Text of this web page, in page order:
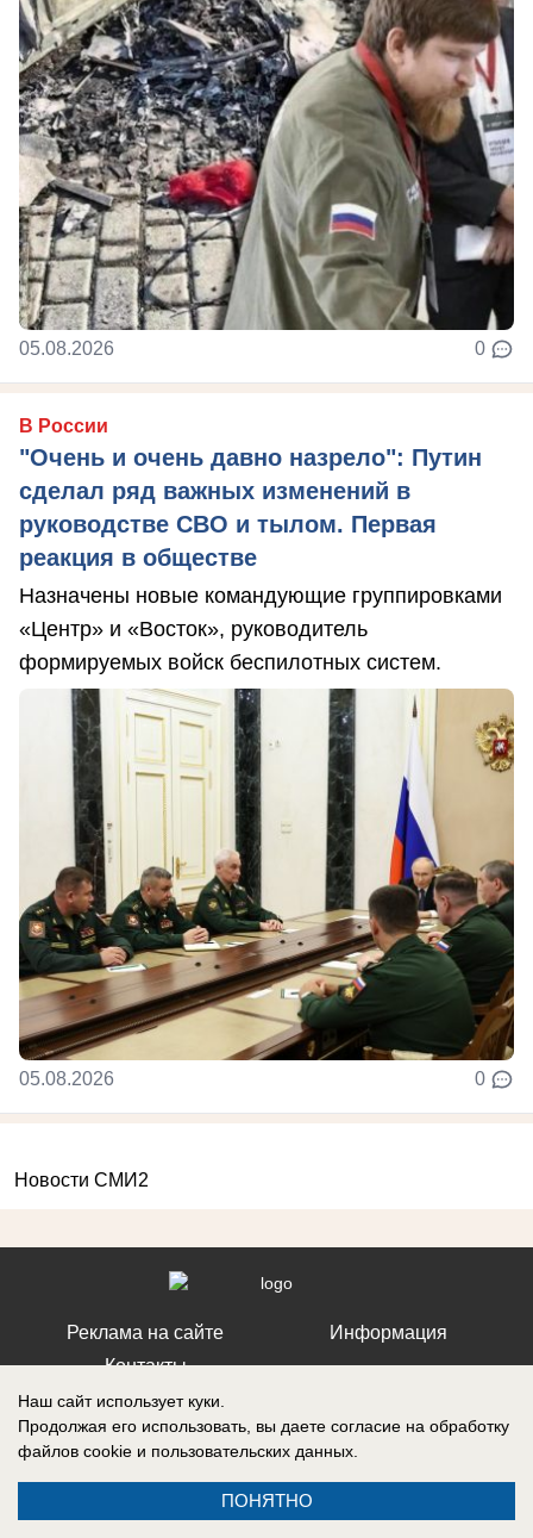
05.08.2026 0
В России
"Очень и очень давно назрело": Путин
сделал ряд важных изменений в
руководстве СВО и тылом. Первая
реакция в обществе
Назначены новые командующие группировками
«Центр» и «Восток», руководитель
формируемых войск беспилотных систем.
05.08.2026 0
Новости СМИ2
Реклама на сайте
Контакты
Информация
Федеральной службой по надзору в сфере связи, информационных
Наш сайт использует куки.
Продолжая его использовать, вы даете согласие на обработку
файлов cookie и пользовательских данных.
ПОНЯТНО